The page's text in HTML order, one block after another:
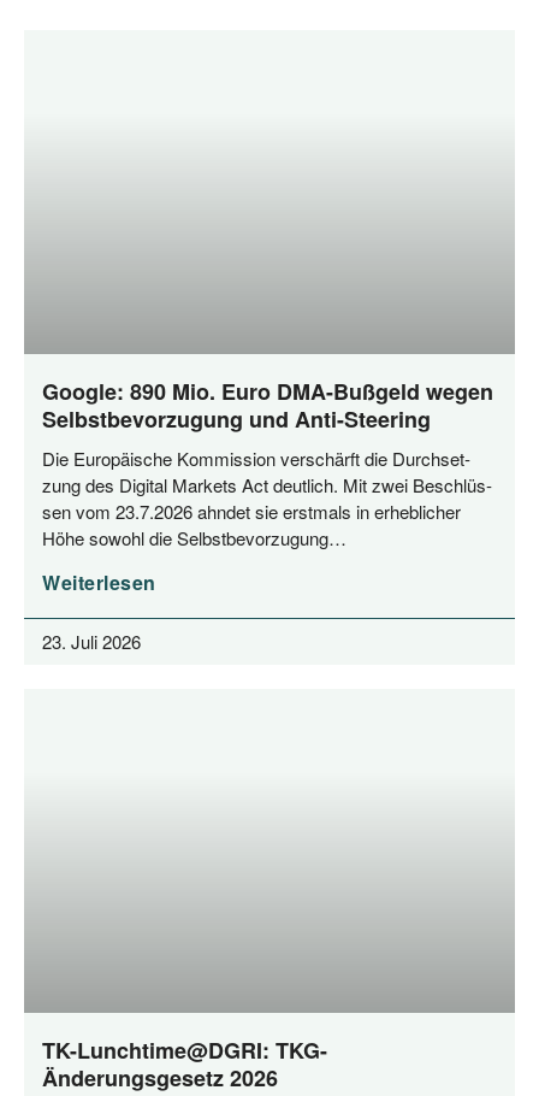
Google: 890 Mio. Euro DMA-Bußgeld wegen
Selbstbevorzugung und Anti-Steering
Die Euro­päi­sche Kom­mis­si­on ver­schärft die Durch­set­
zung des Digi­tal Mar­kets Act deut­lich. Mit zwei Beschlüs­
sen vom 23.7.2026 ahn­det sie erst­mals in erheb­li­cher
Höhe sowohl die Selbstbevorzugung…
Weiterlesen
23. Juli 2026
TK-Lunchtime@DGRI: TKG-
Änderungsgesetz 2026